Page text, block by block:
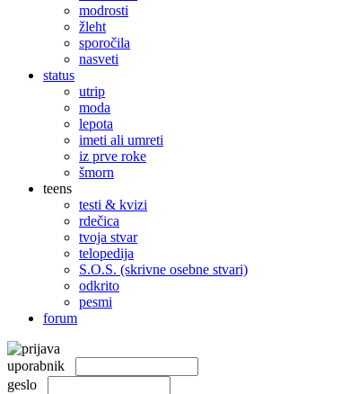
modrosti
žleht
sporočila
nasveti
status
utrip
moda
lepota
imeti ali umreti
iz prve roke
šmorn
teens
testi & kvizi
rdečica
tvoja stvar
telopedija
S.O.S. (skrivne osebne stvari)
odkrito
pesmi
forum
uporabnik
geslo